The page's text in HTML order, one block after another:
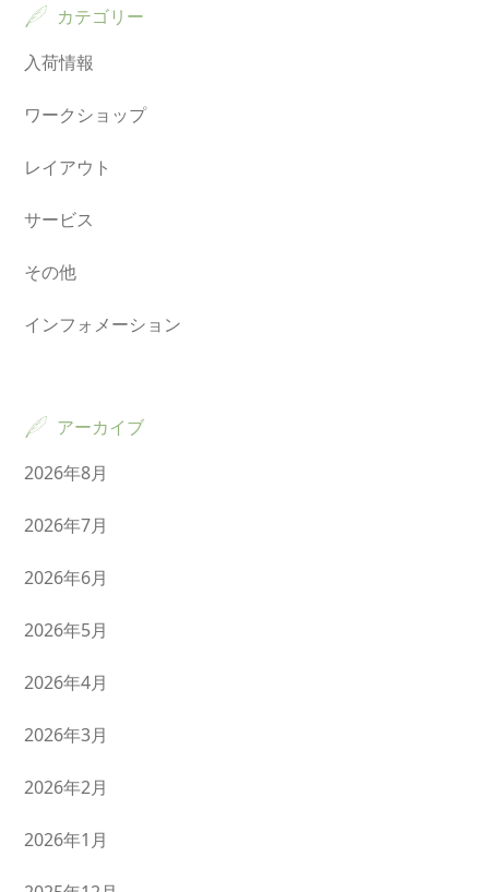
カテゴリー
入荷情報
ワークショップ
レイアウト
サービス
その他
インフォメーション
アーカイブ
2026年8月
2026年7月
2026年6月
2026年5月
2026年4月
2026年3月
2026年2月
2026年1月